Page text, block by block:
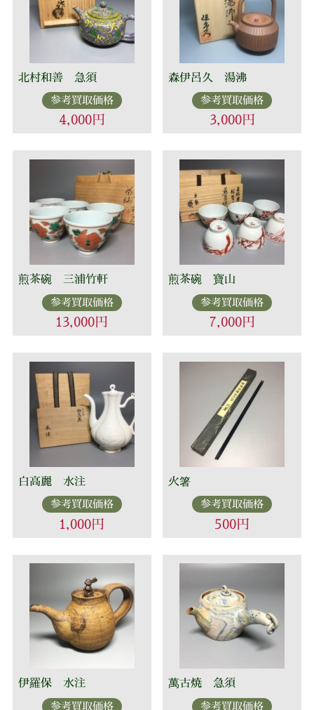
北村和善 急須
参考買取価格
4,000円
森伊呂久 湯沸
参考買取価格
3,000円
煎茶碗 三浦竹軒
参考買取価格
13,000円
煎茶碗 寶山
参考買取価格
7,000円
白高麗 水注
参考買取価格
1,000円
火箸
参考買取価格
500円
伊羅保 水注
参考買取価格
萬古焼 急須
参考買取価格